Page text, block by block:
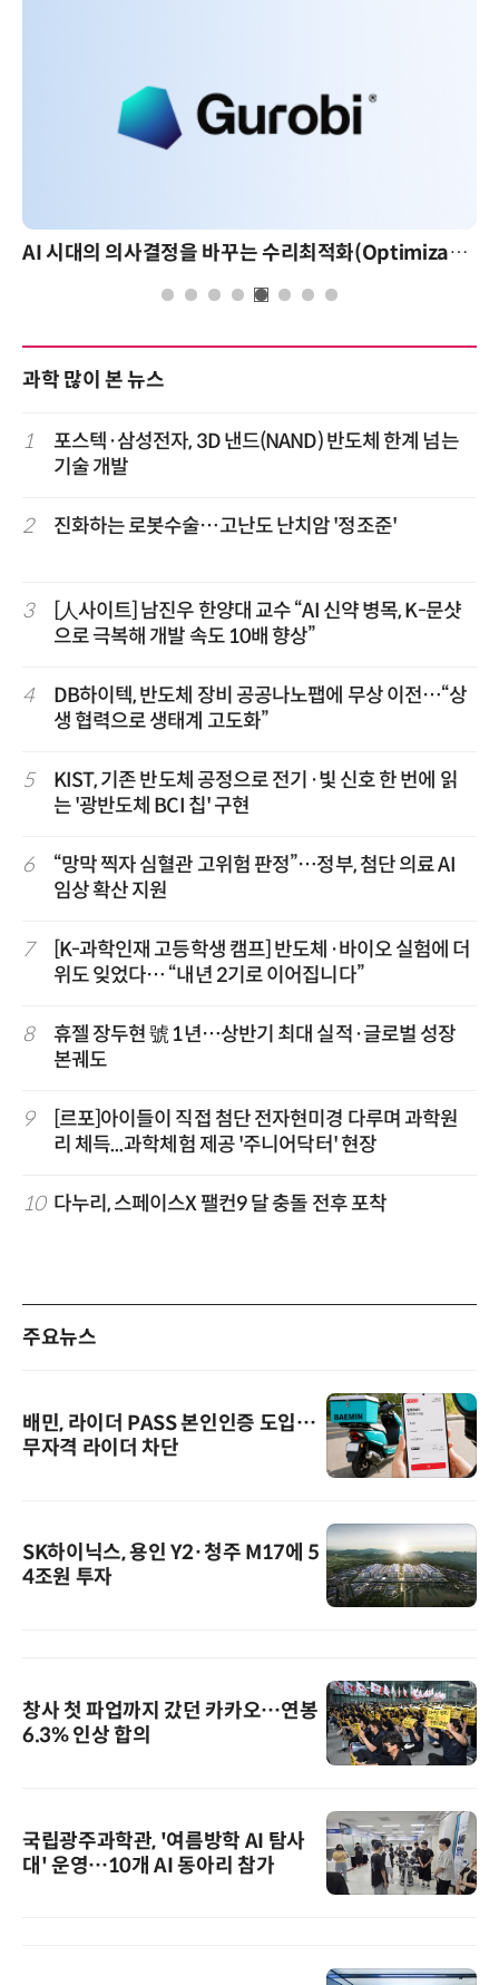
AI 시대의 의사결정을 바꾸는 수리최적화(Optimization): 실제 산업 적용 사례와 활용 전략
과학 많이 본 뉴스
1
포스텍·삼성전자, 3D 낸드(NAND) 반도체 한계 넘는
기술 개발
2 진화하는 로봇수술…고난도 난치암 '정조준'
3
[人사이트] 남진우 한양대 교수 “AI 신약 병목, K-문샷
으로 극복해 개발 속도 10배 향상”
4
DB하이텍, 반도체 장비 공공나노팹에 무상 이전…“상
생 협력으로 생태계 고도화”
5
KIST, 기존 반도체 공정으로 전기·빛 신호 한 번에 읽
는 '광반도체 BCI 칩' 구현
6
“망막 찍자 심혈관 고위험 판정”…정부, 첨단 의료 AI
임상 확산 지원
7
[K-과학인재 고등학생 캠프] 반도체·바이오 실험에 더
위도 잊었다… “내년 2기로 이어집니다”
8
휴젤 장두현 號 1년…상반기 최대 실적·글로벌 성장
본궤도
9
[르포]아이들이 직접 첨단 전자현미경 다루며 과학원
리 체득...과학체험 제공 '주니어닥터' 현장
10 다누리, 스페이스X 팰컨9 달 충돌 전후 포착
주요뉴스
배민, 라이더 PASS 본인인증 도입…
무자격 라이더 차단
SK하이닉스, 용인 Y2·청주 M17에 5
4조원 투자
창사 첫 파업까지 갔던 카카오…연봉
6.3% 인상 합의
국립광주과학관, '여름방학 AI 탐사
대' 운영…10개 AI 동아리 참가